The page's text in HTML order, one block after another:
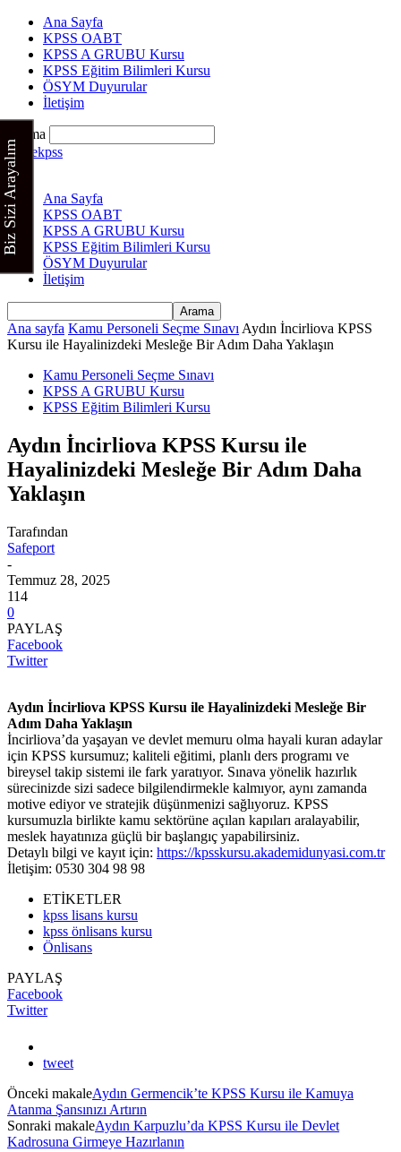
Ana Sayfa
KPSS OABT
KPSS A GRUBU Kursu
KPSS Eğitim Bilimleri Kursu
ÖSYM Duyurular
İletişim
Arama
Cinekpss
Ana Sayfa
KPSS OABT
KPSS A GRUBU Kursu
KPSS Eğitim Bilimleri Kursu
ÖSYM Duyurular
İletişim
Ana sayfa Kamu Personeli Seçme Sınavı Aydın İncirliova KPSS
Kursu ile Hayalinizdeki Mesleğe Bir Adım Daha Yaklaşın
Kamu Personeli Seçme Sınavı
KPSS A GRUBU Kursu
KPSS Eğitim Bilimleri Kursu
Aydın İncirliova KPSS Kursu ile
Hayalinizdeki Mesleğe Bir Adım Daha
Yaklaşın
Tarafından
Safeport
-
Temmuz 28, 2025
114
0
PAYLAŞ
Facebook
Twitter
Aydın İncirliova KPSS Kursu ile Hayalinizdeki Mesleğe Bir
Adım Daha Yaklaşın
İncirliova’da yaşayan ve devlet memuru olma hayali kuran adaylar
için KPSS kursumuz; kaliteli eğitimi, planlı ders programı ve
bireysel takip sistemi ile fark yaratıyor. Sınava yönelik hazırlık
sürecinizde sizi sadece bilgilendirmekle kalmıyor, aynı zamanda
motive ediyor ve stratejik düşünmenizi sağlıyoruz. KPSS
kursumuzla birlikte kamu sektörüne açılan kapıları aralayabilir,
meslek hayatınıza güçlü bir başlangıç yapabilirsiniz.
Detaylı bilgi ve kayıt için: https://kpsskursu.akademidunyasi.com.tr
İletişim: 0530 304 98 98
ETİKETLER
kpss lisans kursu
kpss önlisans kursu
Önlisans
PAYLAŞ
Facebook
Twitter
tweet
Önceki makaleAydın Germencik’te KPSS Kursu ile Kamuya
Atanma Şansınızı Artırın
Sonraki makaleAydın Karpuzlu’da KPSS Kursu ile Devlet
Kadrosuna Girmeye Hazırlanın
Biz Sizi Arayalım